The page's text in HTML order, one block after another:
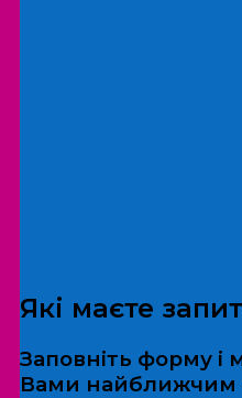
*Дані не
Які маєте
Заповніть форму і
Вами найближчим